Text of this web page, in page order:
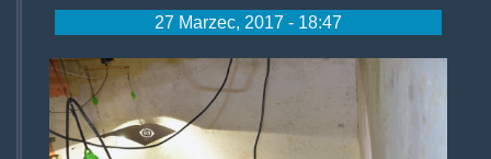
27 Marzec, 2017 - 18:47
zlotowskrot.jpg